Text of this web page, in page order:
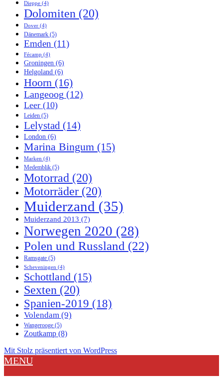
Dieppe (4)
Dolomiten (20)
Dover (4)
Dänemark (5)
Emden (11)
Fécamp (4)
Groningen (6)
Helgoland (6)
Hoorn (16)
Langeoog (12)
Leer (10)
Leiden (5)
Lelystad (14)
London (6)
Marina Bingum (15)
Marken (4)
Medemblik (5)
Motorrad (20)
Motorräder (20)
Muiderzand (35)
Muiderzand 2013 (7)
Norwegen 2020 (28)
Polen und Russland (22)
Ramsgate (5)
Scheveningen (4)
Schottland (15)
Sexten (20)
Spanien-2019 (18)
Volendam (9)
Wangerooge (5)
Zoutkamp (8)
Mit Stolz präsentiert von WordPress
MENU